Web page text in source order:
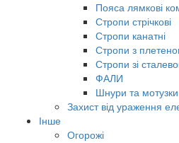
Пояса лямкові
Стропи стрічкові
Стропи канатні
Стропи з
Стропи зі
ФАЛИ
Шнури та мотузки
Захист від ураження
Інше
Огорожі